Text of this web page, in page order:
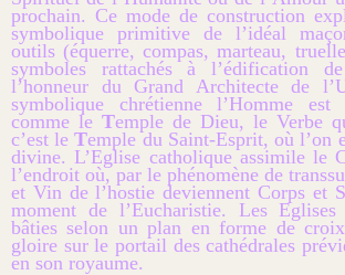
prochain. Ce mode de construction
symbolique primitive de l’idéal
outils (équerre, compas, marteau,
symboles rattachés à l’édification
l’honneur du Grand Architecte de
symbolique chrétienne l’Homme est
comme le Temple de Dieu, le Verbe
c’est leTemple du Saint-Esprit, où l’on
divine. L’Eglise catholique assimile le
l’endroit où, par le phénomène de
et Vin de l’hostie deviennent Corps et
moment de l’Eucharistie. Les Eglises
bâties selon un plan en forme de
gloire sur le portail des cathédrales
en son royaume.